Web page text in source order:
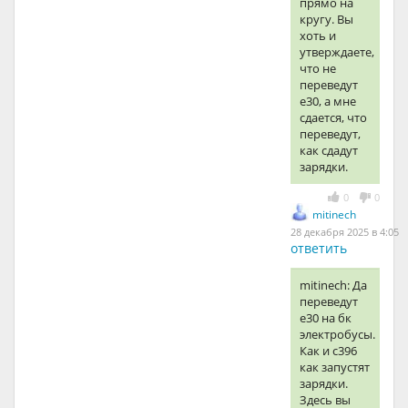
кругу. Вы
хоть и
утверждаете,
что не
переведут
е30, а мне
сдается, что
переведут,
как сдадут
зарядки.
0 0
mitinech
28 декабря 2025 в 4:05
ответить
mitinech: Да
переведут
е30 на бк
электробусы.
Как и с396
как запустят
зарядки.
Здесь вы